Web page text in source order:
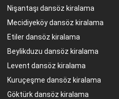
Nişantaşı dansöz kiralama
Mecidiyeköy dansöz kiralama
Etiler dansöz kiralama
Beylikduzu dansöz kiralama
Levent dansöz kiralama
Kuruçeşme dansöz kiralama
Göktürk dansöz kiralama